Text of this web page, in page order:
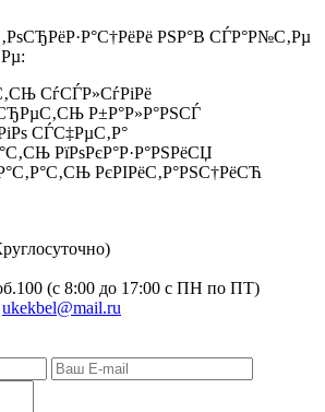
РЅР°В СЃР°Р№С‚Рµ
СѓСЃР»СѓРіРё
Р±Р°Р»Р°РЅСЃ
СЃС‡РµС‚Р°
РїРѕРєР°Р·Р°РЅРёСЏ
РєРІРёС‚Р°РЅС†РёСЋ
(с 8:00 до 17:00 с ПН по ПТ)
ukekbel@mail.ru